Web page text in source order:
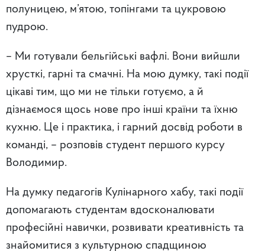
полуницею, м’ятою, топінгами та цукровою
пудрою.
– Ми готували бельгійські вафлі. Вони вийшли
хрусткі, гарні та смачні. На мою думку, такі події
цікаві тим, що ми не тільки готуємо, а й
дізнаємося щось нове про інші країни та їхню
кухню. Це і практика, і гарний досвід роботи в
команді, – розповів студент першого курсу
Володимир.
На думку педагогів Кулінарного хабу, такі події
допомагають студентам вдосконалювати
професійні навички, розвивати креативність та
знайомитися з культурною спадщиною